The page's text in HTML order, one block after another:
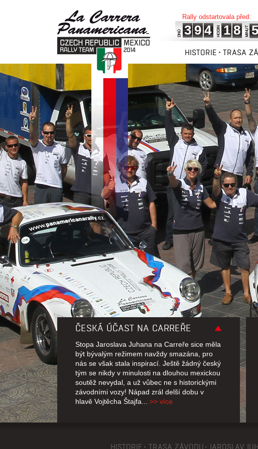
Rally odstartovala před:
3 9 4 1 8 5
HISTORIE TRASA
ČESKÁ ÚČAST NA CARREŘE
Stopa Jaroslava Juhana na Carreře sice měla
být bývalým režimem navždy smazána, pro
nás se však stala inspirací. Ještě žádný český
tým se nikdy v minulosti na dlouhou mexickou
soutěž nevydal, a už vůbec ne s historickými
závodními vozy! Nápad zrál delší dobu v
hlavě Vojtěcha Štajfa... >> více
HISTORIE TRASA ZÁVODU JAROSLAV